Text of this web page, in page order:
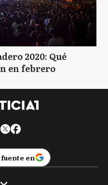
2020: Qué
en febrero
en